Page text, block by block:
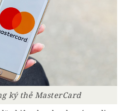
ký thẻ MasterCard